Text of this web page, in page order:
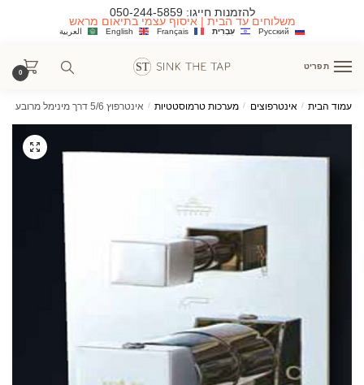
להזמנות חייגו: 050-244-5859
משלוחים עד הבית | איסוף עצמי בתיאום מראש
العربية English Français עִבְרִית Русский
תפריט
0
עמוד הבית / אינטרפוצים / מערכות טרמוסטטיות / אינטרפוץ 5/6 דרך מינימל מרובע